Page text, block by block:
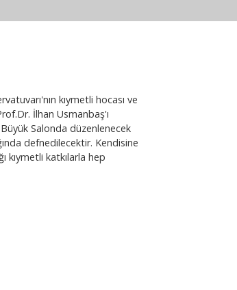
kıymetli hocası ve
İlhan Usmanbaş'ı
Salonda düzenlenecek
defnedilecektir. Kendisine
kıymetli katkılarla hep